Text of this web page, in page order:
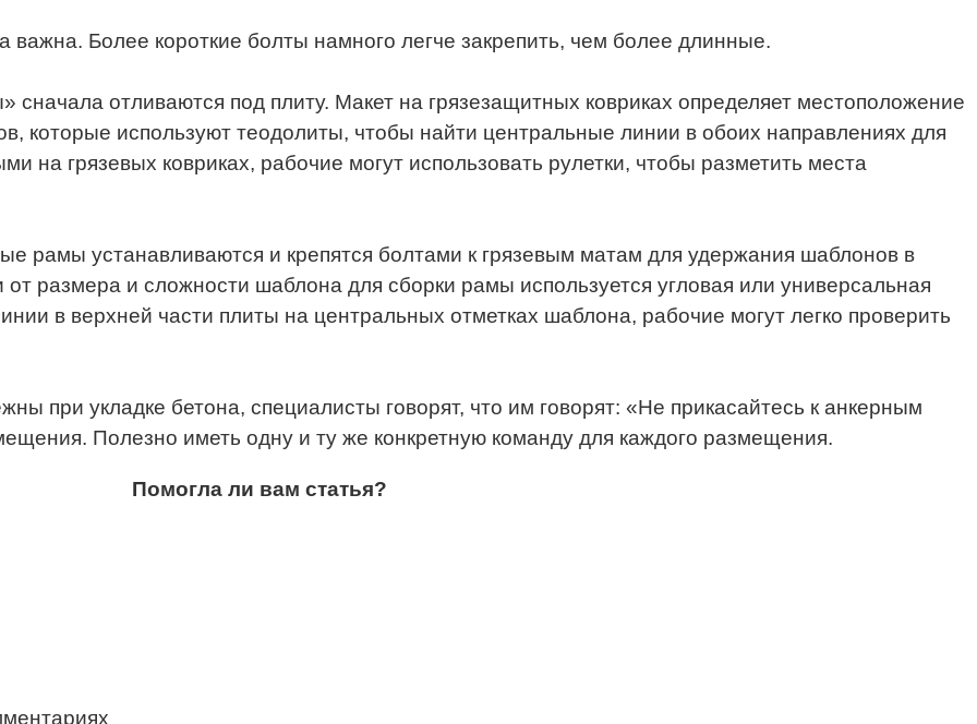
важна. Более короткие болты намного легче закрепить, чем более длинные.
отливаются под плиту. Макет на грязезащитных ковриках определяет местоположение
которые используют теодолиты, чтобы найти центральные линии в обоих направлениях для
грязевых ковриках, рабочие могут использовать рулетки, чтобы разметить места
рамы устанавливаются и крепятся болтами к грязевым матам для удержания шаблонов в
размера и сложности шаблона для сборки рамы используется угловая или универсальная
в верхней части плиты на центральных отметках шаблона, рабочие могут легко проверить
при укладке бетона, специалисты говорят, что им говорят: «Не прикасайтесь к анкерным
Полезно иметь одну и ту же конкретную команду для каждого размещения.
Помогла ли вам статья?